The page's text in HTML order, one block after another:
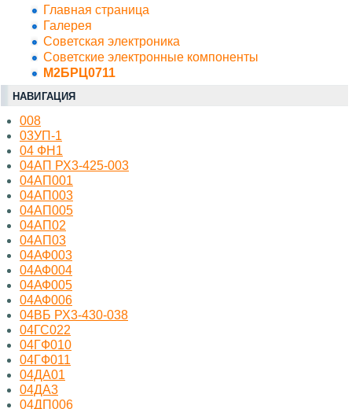
Главная страница
Галерея
Советская электроника
Советские электронные компоненты
М2БРЦ0711
НАВИГАЦИЯ
008
03УП-1
04 ФН1
04АП РХ3-425-003
04АП001
04АП003
04АП005
04АП02
04АП03
04АФ003
04АФ004
04АФ005
04АФ006
04ВБ РХ3-430-038
04ГС022
04ГФ010
04ГФ011
04ДА01
04ДА3
04ДП006